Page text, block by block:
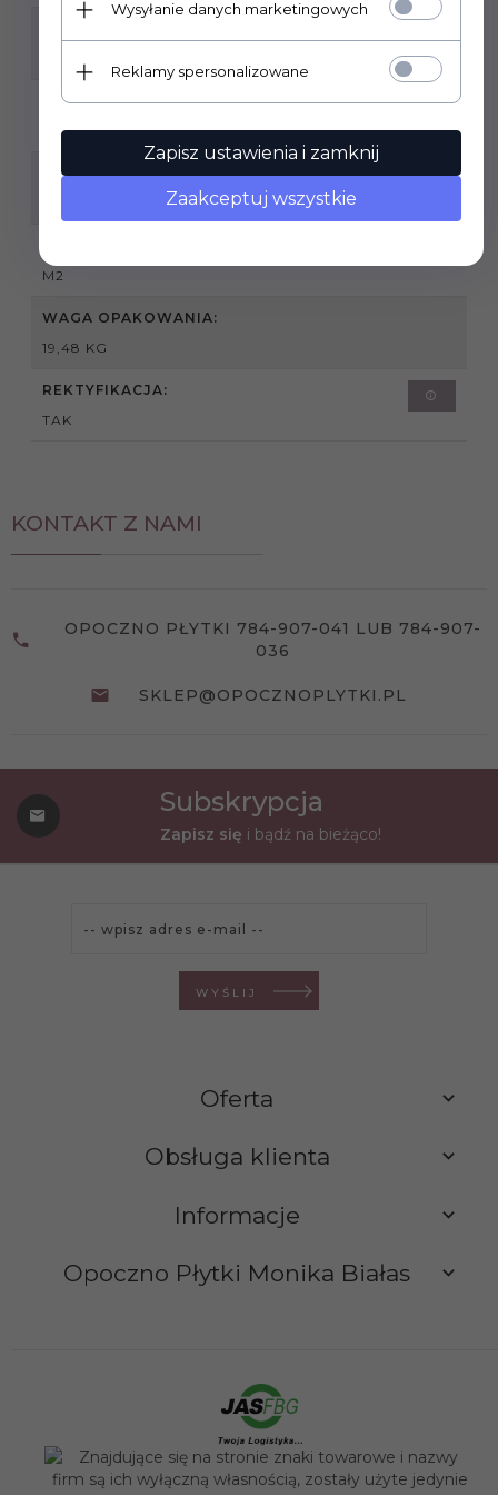
GRUBOŚĆ PŁYTKI:
8MM
SPRZEDAŻ PRODUKTU:
PRODUKT SPRZEDAWANY NA PEŁNE OPAKOWANIA
M2
WAGA OPAKOWANIA:
19,48 KG
REKTYFIKACJA:
TAK
KONTAKT Z NAMI
OPOCZNO PŁYTKI 784-907-041 LUB 784-907-
036
SKLEP@OPOCZNOPLYTKI.PL
Subskrypcja
Zapisz się i bądź na bieżąco!
WYŚLIJ
Oferta
Obsługa klienta
Informacje
Opoczno Płytki Monika Białas
sklep@opocznoplytki.pl
Wysyłanie danych marketingowych
Reklamy spersonalizowane
Zapisz ustawienia i zamknij
Zaakceptuj wszystkie